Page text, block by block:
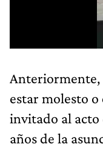
Anteriormente,
estar molesto
invitado al acto
años de la